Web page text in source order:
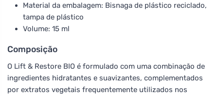
Material da embalagem: Bisnaga de plástico reciclado,
tampa de plástico
Volume: 15 ml
Composição
O Lift & Restore BIO é formulado com uma combinação de
ingredientes hidratantes e suavizantes, complementados
por extratos vegetais frequentemente utilizados nos